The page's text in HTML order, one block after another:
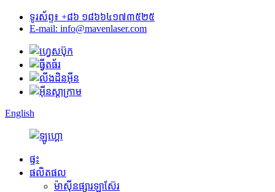
ទូរស័ព្ទ៖ +៨៦ ១៨៦៦៤១៧៣៥២៥
E-mail: info@mavenlaser.com
English
ផ្ទះ
ផលិតផល
ម៉ាស៊ីនផ្សារឡាស៊ែរ